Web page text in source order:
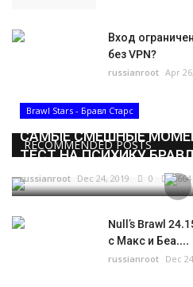
Вход
без VPN?
russianroot Apr
RECOMMENDED POSTS
Brawl Stars - Бравл Старс
САМЫЕ СМЕШНЫЕ
ТЕСТ НА ПСИХИКУ
russianroot Dec 24, 2019 0 5664
Null’s Brawl
с Макс и Беа....
russianroot Dec